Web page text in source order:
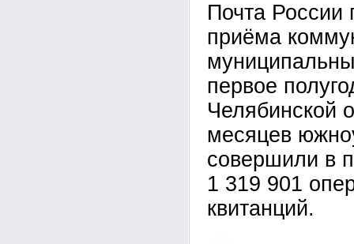
Почта России
приёма
первое
Челябинской
месяцев
совершили в
1 319 901
квитанций.